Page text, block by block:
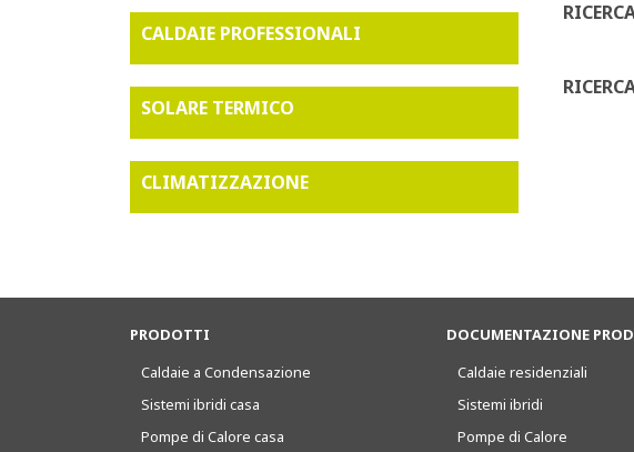
CALDAIE PROFESSIONALI
SOLARE TERMICO
CLIMATIZZAZIONE
PRODOTTI
Caldaie a Condensazione
Sistemi ibridi casa
Pompe di Calore casa
DOCUMENTAZIONE
Caldaie residenziali
Sistemi ibridi
Pompe di Calore